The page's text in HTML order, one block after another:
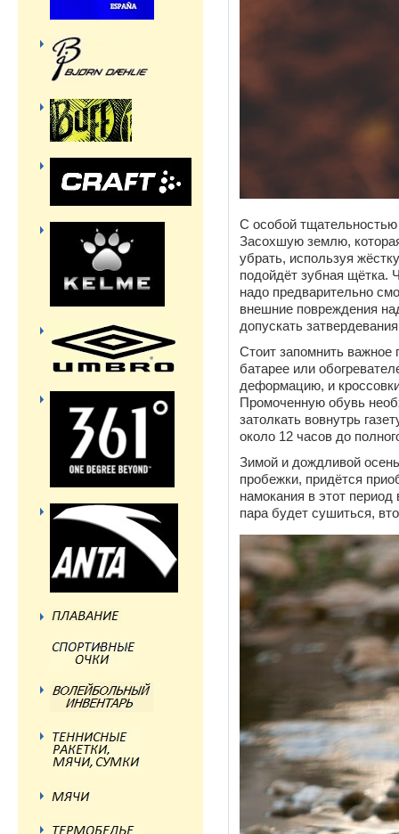
С особой тщательностью
Засохшую землю,
убрать, используя
подойдёт зубная щётка.
надо предварительно
внешние повреждения
допускать
Стоит запомнить важное
батарее или
деформацию, и
Промоченную обувь
затолкать вовнутрь
около 12 часов до
Зимой и дождливой
пробежки, придётся
намокания в этот
пара будет сушиться,